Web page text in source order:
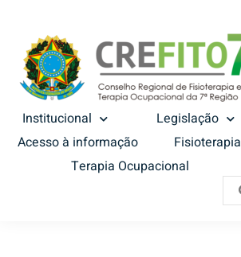
Institucional
Legislação
Acesso à informação
Fisioterapia
Terapia Ocupacional